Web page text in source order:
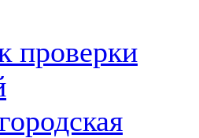
проверки